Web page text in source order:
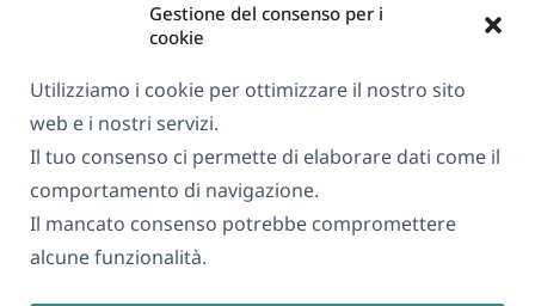
Gestione del consenso per i
cookie
Utilizziamo i cookie per ottimizzare il nostro sito
web e i nostri servizi.
Il tuo consenso ci permette di elaborare dati come il
comportamento di navigazione.
Il mancato consenso potrebbe compromettere
alcune funzionalità.
GDPR e Informativa sulla Privacy
Unisciti al nostro team(si